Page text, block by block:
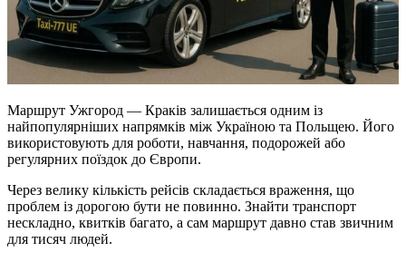
Маршрут Ужгород — Краків залишається одним із
найпопулярніших напрямків між Україною та Польщею. Його
використовують для роботи, навчання, подорожей або
регулярних поїздок до Європи.
Через велику кількість рейсів складається враження, що
проблем із дорогою бути не повинно. Знайти транспорт
нескладно, квитків багато, а сам маршрут давно став звичним
для тисяч людей.